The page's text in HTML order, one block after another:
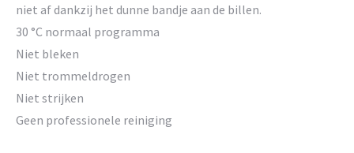
niet af dankzij het dunne bandje aan de billen.
30 °C normaal programma
Niet bleken
Niet trommeldrogen
Niet strijken
Geen professionele reiniging